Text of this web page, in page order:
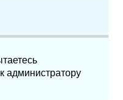
администратору